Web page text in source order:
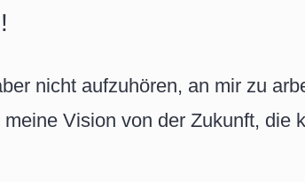
nicht aufzuhören, an mir zu
Vision von der Zukunft, die